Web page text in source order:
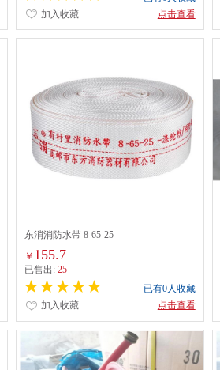
点击查看
加入收藏
东消消防水带 8-65-25
￥ 155.7
已售出: 25
已有0人收藏
点击查看
加入收藏